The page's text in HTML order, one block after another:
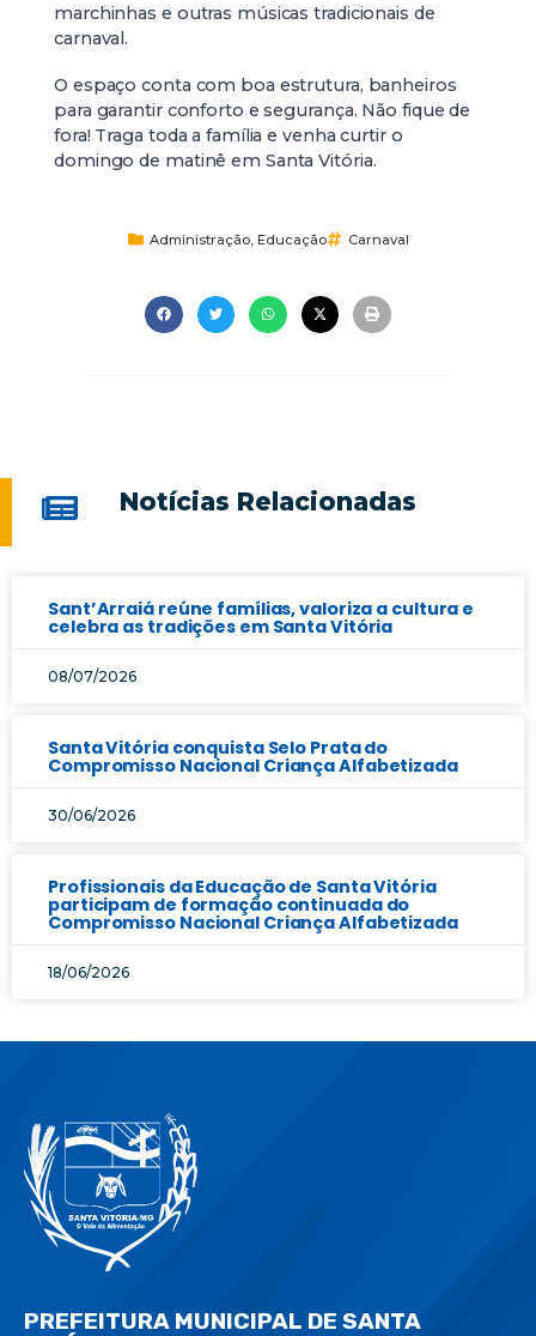
marchinhas e outras músicas tradicionais de
carnaval.
O espaço conta com boa estrutura, banheiros
para garantir conforto e segurança. Não fique de
fora! Traga toda a família e venha curtir o
domingo de matinê em Santa Vitória.
Administração, Educação Carnaval
Notícias Relacionadas
Sant’Arraiá reúne famílias, valoriza a cultura e
celebra as tradições em Santa Vitória
08/07/2026
Santa Vitória conquista Selo Prata do
Compromisso Nacional Criança Alfabetizada
30/06/2026
Profissionais da Educação de Santa Vitória
participam de formação continuada do
Compromisso Nacional Criança Alfabetizada
18/06/2026
PREFEITURA MUNICIPAL DE SANTA